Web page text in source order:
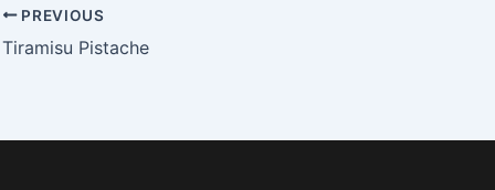
PREVIOUS
Tiramisu Pistache